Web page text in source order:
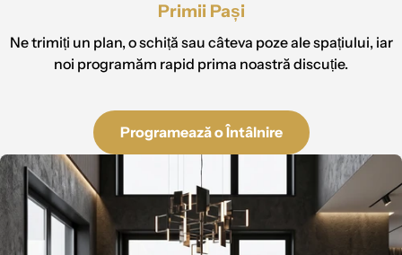
Primii Pași
Ne trimiți un plan, o schiță sau câteva poze ale spațiului, iar
noi programăm rapid prima noastră discuție.
Programează o Întâlnire